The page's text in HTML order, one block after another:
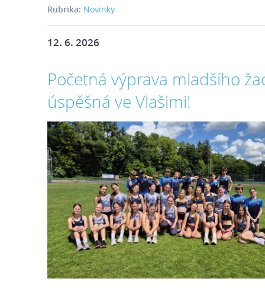
Rubrika: Novinky
12. 6. 2026
Početná výprava mladšího
úspěšná ve Vlašimi!